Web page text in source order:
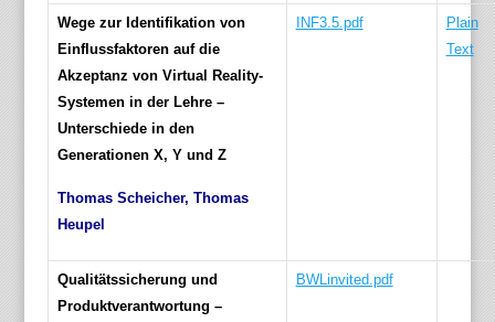
Wege zur Identifikation von
Einflussfaktoren auf die
Akzeptanz von Virtual Reality-
Systemen in der Lehre –
Unterschiede in den
Generationen X, Y und Z
Thomas Scheicher, Thomas
Heupel
INF3.5.pdf
Plain
Text
Qualitätssicherung und
Produktverantwortung –
BWLinvited.pdf